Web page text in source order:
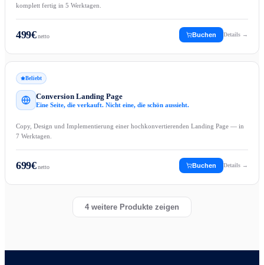
komplett fertig in 5 Werktagen.
499€netto Buchen Details →
Beliebt
Conversion Landing Page
Eine Seite, die verkauft. Nicht eine, die schön aussieht.
Copy, Design und Implementierung einer hochkonvertierenden Landing Page — in
7 Werktagen.
699€netto Buchen Details →
4 weitere Produkte zeigen